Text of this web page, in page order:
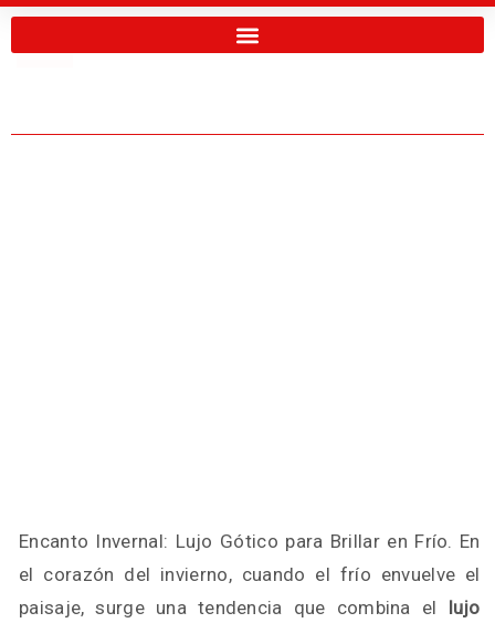
Encanto Invernal: Lujo Gótico para Brillar en Frío. En
el corazón del invierno, cuando el frío envuelve el
paisaje, surge una tendencia que combina el lujo